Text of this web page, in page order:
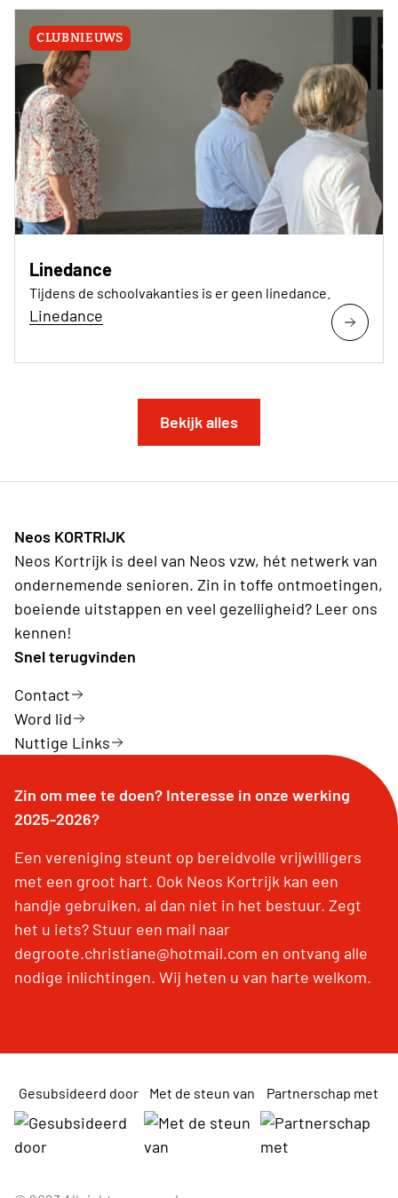
CLUBNIEUWS
Linedance
Tijdens de schoolvakanties is er geen linedance.
Linedance
Bekijk alles
Neos KORTRIJK
Neos Kortrijk is deel van Neos vzw, hét netwerk van
ondernemende senioren. Zin in toffe ontmoetingen,
boeiende uitstappen en veel gezelligheid? Leer ons
kennen!
Snel terugvinden
Contact
Word lid
Nuttige Links
Zin om mee te doen? Interesse in onze werking
2025-2026?
Een vereniging steunt op bereidvolle vrijwilligers
met een groot hart. Ook Neos Kortrijk kan een
handje gebruiken, al dan niet in het bestuur. Zegt
het u iets? Stuur een mail naar
degroote.christiane@hotmail.com en ontvang alle
nodige inlichtingen. Wij heten u van harte welkom.
Gesubsideerd door Met de steun van Partnerschap met